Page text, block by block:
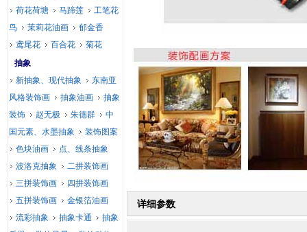
详细参数
荷花荷塘
马蹄莲
工笔花
鸟
茉莉花油画
郁金香
鸢尾花
百合花
菊花
抽象
新抽象、现代抽象
东南亚
风格装饰画
抽象油画
抽象
装饰
赵无极 朱德群
中
国元素、水墨抽象
装饰图案
色块油画
点、线条抽象
波洛克抽象
二拼装饰画
三拼装饰画
四拼装饰画
五拼装饰画
金银箔油画
流彩抽象
抽象卡通
抽象